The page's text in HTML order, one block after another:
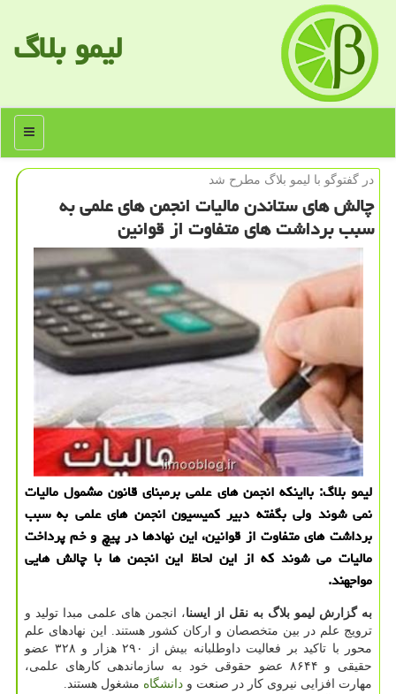
لیمو بلاگ
منو
در گفت‎وگو با لیمو بلاگ مطرح شد
چالش های ستاندن مالیات انجمن های علمی به
سبب برداشت های متفاوت از قوانین
لیمو بلاگ: بااینكه انجمن های علمی برمبنای قانون مشمول مالیات
نمی شوند ولی بگفته دبیر كمیسیون انجمن های علمی به سبب
برداشت های متفاوت از قوانین، این نهادها در پیچ و خم پرداخت
مالیات می شوند كه از این لحاظ این انجمن ها با چالش هایی
مواجهند.
به گزارش لیمو بلاگ به نقل از ایسنا، انجمن های علمی مبدا تولید و
ترویج علم در بین متخصصان و ارکان کشور هستند. این نهادهای علم
محور با تاکید بر فعالیت داوطلبانه بیش از ۲۹۰ هزار و ۳۲۸ عضو
حقیقی و ۸۶۴۴ عضو حقوقی خود به سازماندهی کارهای علمی،
مهارت افزایی نیروی کار در صنعت و دانشگاه مشغول هستند.